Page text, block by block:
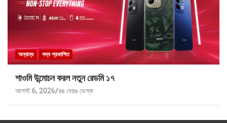
অন্যান্য সদ্য প্রকাশিত
শাওমি উন্মোচন করল নতুন রেডমি ১৭
আগস্ট 6, 2026 রঙ বেরঙ ডেস্ক